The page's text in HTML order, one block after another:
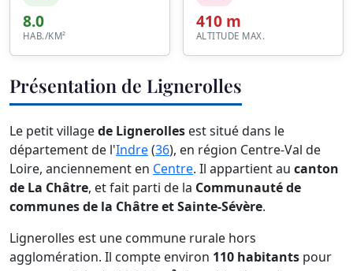
8.0
HAB./KM²
410 m
ALTITUDE MAX.
Présentation de Lignerolles
Le petit villagede Lignerolles est situé dans le
département de l'Indre(36), en région Centre-Val de
Loire, anciennement en Centre. Il appartient au canton
de La Châtre, et fait parti de la Communauté de
communes de la Châtre et Sainte-Sévère.
Lignerolles est une commune rurale hors
agglomération. Il compte environ 110 habitants pour